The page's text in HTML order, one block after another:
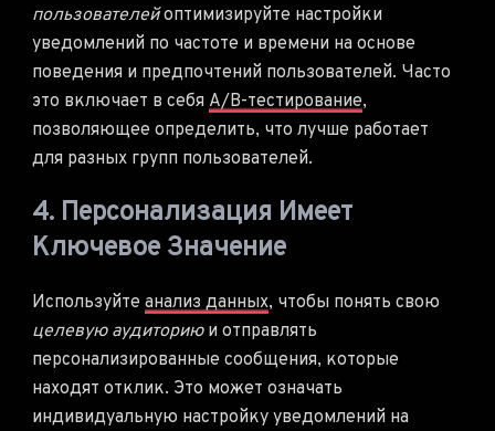
пользователейоптимизируйте настройки
уведомлений по частоте и времени на основе
поведения и предпочтений пользователей. Часто
это включает в себя A/B-тестирование,
позволяющее определить, что лучше работает
для разных групп пользователей.
4. Персонализация Имеет
Ключевое Значение
Используйте анализ данных, чтобы понять свою
целевую аудиториюи отправлять
персонализированные сообщения, которые
находят отклик. Это может означать
индивидуальную настройку уведомлений на